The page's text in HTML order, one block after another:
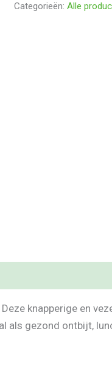
Categorieën: Alle
knapperige en
als gezond ontbijt,